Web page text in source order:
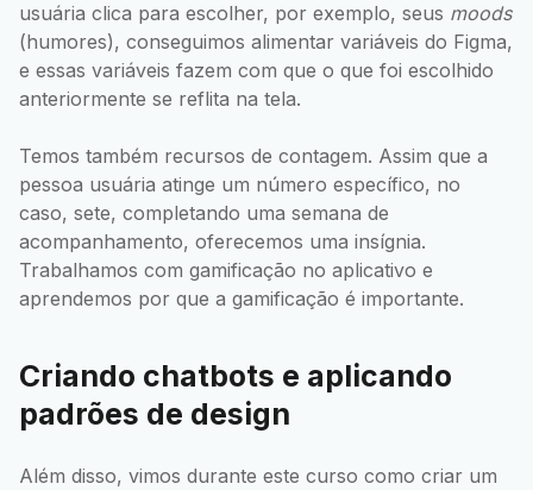
usuária clica para escolher, por exemplo, seus moods
(humores), conseguimos alimentar variáveis do Figma,
e essas variáveis fazem com que o que foi escolhido
anteriormente se reflita na tela.
Temos também recursos de contagem. Assim que a
pessoa usuária atinge um número específico, no
caso, sete, completando uma semana de
acompanhamento, oferecemos uma insígnia.
Trabalhamos com gamificação no aplicativo e
aprendemos por que a gamificação é importante.
Criando chatbots e aplicando
padrões de design
Além disso, vimos durante este curso como criar um